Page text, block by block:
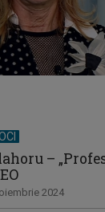
–
2024